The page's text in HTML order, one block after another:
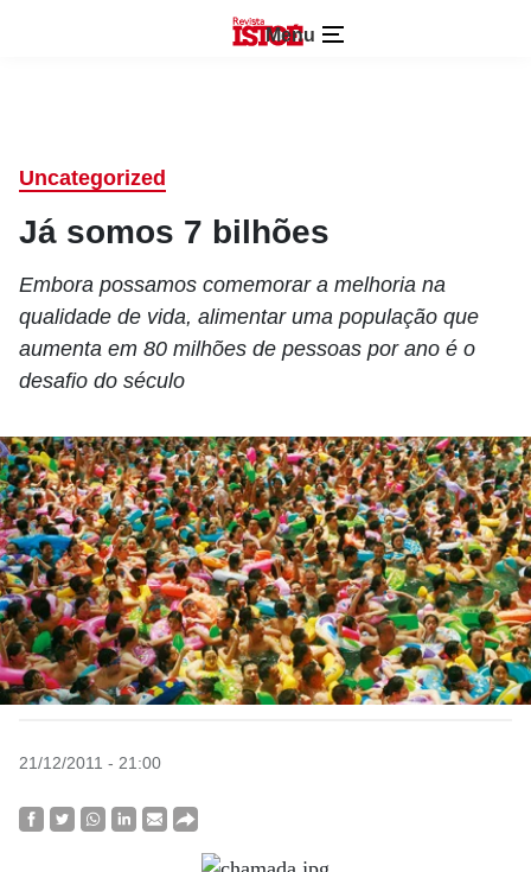
Menu
Uncategorized
Já somos 7 bilhões
Embora possamos comemorar a melhoria na
qualidade de vida, alimentar uma população que
aumenta em 80 milhões de pessoas por ano é o
desafio do século
21/12/2011 - 21:00